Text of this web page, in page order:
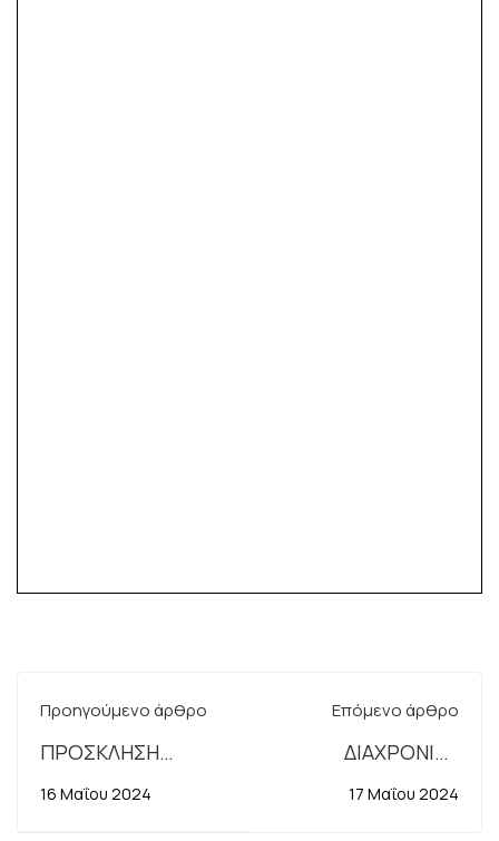
Προηγούμενο άρθρο
ΠΡΟΣΚΛΗΣΗ
ΓΕΝΙΚΟΥ
16 Μαΐου 2024
Επόμενο άρθρο
ΔΙΑΧΡΟΝΙΚΑ
ΠΡΟΒΛΗΜΑΤΑ ΤΩΝ
17 Μαΐου 2024